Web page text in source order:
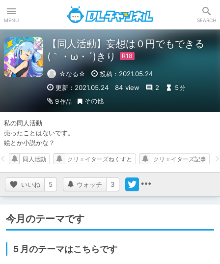
MENU SEARCH
【同人活動】妄想は０円でもできる
(｀・ω・´)きり
☆なる☆
投稿：2021.05.24
更新：2021.05.24
84 view 2 5分
9作品 その他
私の同人活動
売ったことはないです。
絵とか小説かな？
いいね 5 ウォッチ 3
同人活動 クリエイターズねくすと クリエイターズ記事
今月のテーマです
５月のテーマはこちらです